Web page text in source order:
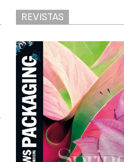
REVISTAS